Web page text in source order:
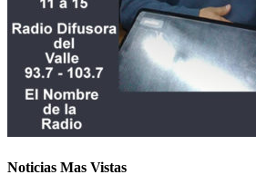
Noticias Mas Vistas